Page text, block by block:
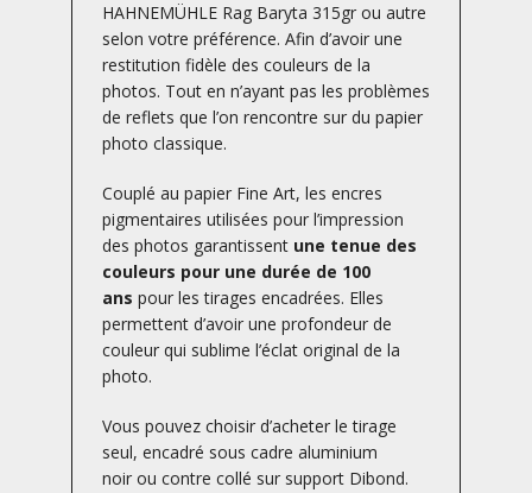
HAHNEMÜHLE Rag Baryta 315gr ou autre
selon votre préférence. Afin d’avoir une
restitution fidèle des couleurs de la
photos. Tout en n’ayant pas les problèmes
de reflets que l’on rencontre sur du papier
photo classique.
Couplé au papier Fine Art, les encres
pigmentaires utilisées pour l’impression
des photos garantissent une tenue des
couleurs pour une durée de 100
ans pour les tirages encadrées. Elles
permettent d’avoir une profondeur de
couleur qui sublime l’éclat original de la
photo.
Vous pouvez choisir d’acheter le tirage
seul, encadré sous cadre aluminium
noir ou contre collé sur support Dibond.